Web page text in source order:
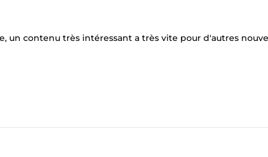
un contenu très intéressant a très vite pour d'autres